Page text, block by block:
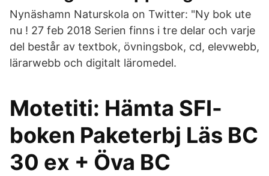
Nynäshamn Naturskola on Twitter: "Ny bok ute
nu ! 27 feb 2018 Serien finns i tre delar och varje
del består av textbok, övningsbok, cd, elevwebb,
lärarwebb och digitalt läromedel.
Motetiti: Hämta SFI-
boken Paketerbj Läs BC
30 ex + Öva BC